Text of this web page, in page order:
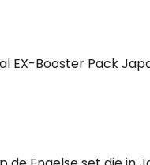
EX-Booster Pack